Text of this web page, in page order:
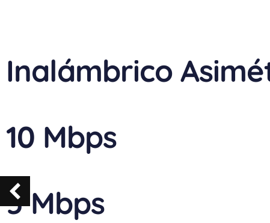
Inalámbrico
10 Mbps
5 Mbps